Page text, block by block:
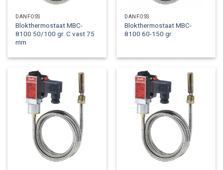
DANFOSS
Blokthermostaat MBC-
8100 50/100 gr. C vast 75
mm
DANFOSS
Blokthermostaat MBC-
8100 60-150 gr.